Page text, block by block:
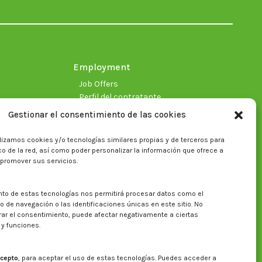
Gestionar el consentimiento de las cookies
cookies y/o tecnologías similares propias y de terceros para
de la red, así como poder personalizar la información que ofrece a
sus servicios.
de estas tecnologías nos permitirá procesar datos como el
de navegación o las identificaciones únicas en este sitio. No
el consentimiento, puede afectar negativamente a ciertas
funciones.
, para aceptar el uso de estas tecnologías. Puedes acceder a
new new new new new new
Employment
Job Offers
Perfil del contratante
Search on CITA website
Search: